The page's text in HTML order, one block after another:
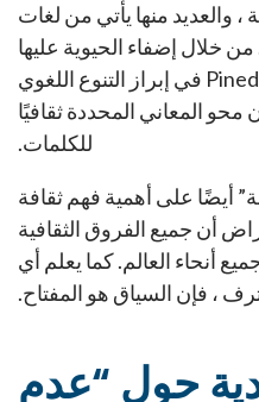
، والعديد منها يأتي من لغات
خلال إضفاء الحيوية عليها
من خلال الفن ، تساعد Pineda في إبراز التنوع اللغوي
المعاني المحددة ثقافيًا
للكلمات.
أيضًا على أهمية فهم ثقافة
أن جميع الفروق الثقافية
أنحاء العالم. كما يعلم أي
، فإن السياق هو المفتاح.
حول “عدم